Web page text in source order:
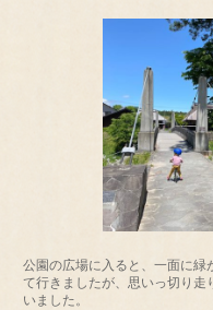
公園の広場に入ると、一面に
て行きましたが、思いっ切り
いました。